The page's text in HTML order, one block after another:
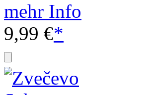
mehr Info
9,99 €*